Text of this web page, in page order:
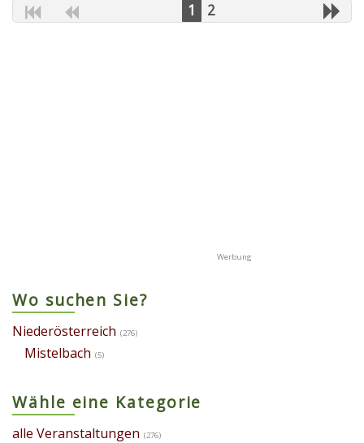
1 2
Wo suchen Sie?
Niederösterreich (276)
Mistelbach (5)
Wähle eine Kategorie
alle Veranstaltungen (276)